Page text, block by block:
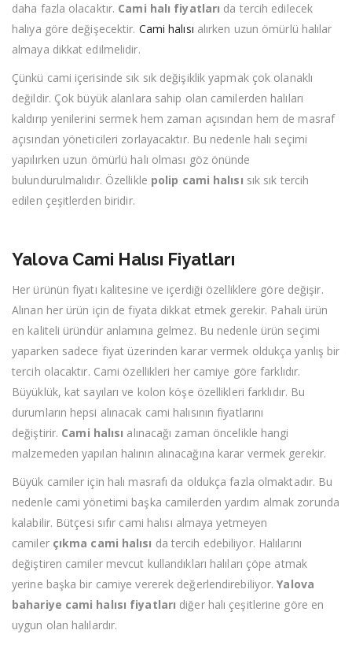
daha fazla olacaktır. Cami halı fiyatları da tercih edilecek
halıya göre değişecektir. Cami halısı alırken uzun ömürlü halılar
almaya dikkat edilmelidir.
Çünkü cami içerisinde sık sık değişiklik yapmak çok olanaklı
değildir. Çok büyük alanlara sahip olan camilerden halıları
kaldırıp yenilerini sermek hem zaman açısından hem de masraf
açısından yöneticileri zorlayacaktır. Bu nedenle halı seçimi
yapılırken uzun ömürlü halı olması göz önünde
bulundurulmalıdır. Özellikle polip cami halısı sık sık tercih
edilen çeşitlerden biridir.
Yalova Cami Halısı Fiyatları
Her ürünün fiyatı kalitesine ve içerdiği özelliklere göre değişir.
Alınan her ürün için de fiyata dikkat etmek gerekir. Pahalı ürün
en kaliteli üründür anlamına gelmez. Bu nedenle ürün seçimi
yaparken sadece fiyat üzerinden karar vermek oldukça yanlış bir
tercih olacaktır. Cami özellikleri her camiye göre farklıdır.
Büyüklük, kat sayıları ve kolon köşe özellikleri farklıdır. Bu
durumların hepsi alınacak cami halısının fiyatlarını
değiştirir. Cami halısı alınacağı zaman öncelikle hangi
malzemeden yapılan halının alınacağına karar vermek gerekir.
Büyük camiler için halı masrafı da oldukça fazla olmaktadır. Bu
nedenle cami yönetimi başka camilerden yardım almak zorunda
kalabilir. Bütçesi sıfır cami halısı almaya yetmeyen
camiler çıkma cami halısı da tercih edebiliyor. Halılarını
değiştiren camiler mevcut kullandıkları halıları çöpe atmak
yerine başka bir camiye vererek değerlendirebiliyor.Yalova
bahariye cami halısı fiyatları diğer halı çeşitlerine göre en
uygun olan halılardır.